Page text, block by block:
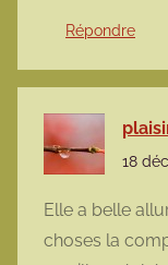
Répondre
18
Elle a belle
choses la